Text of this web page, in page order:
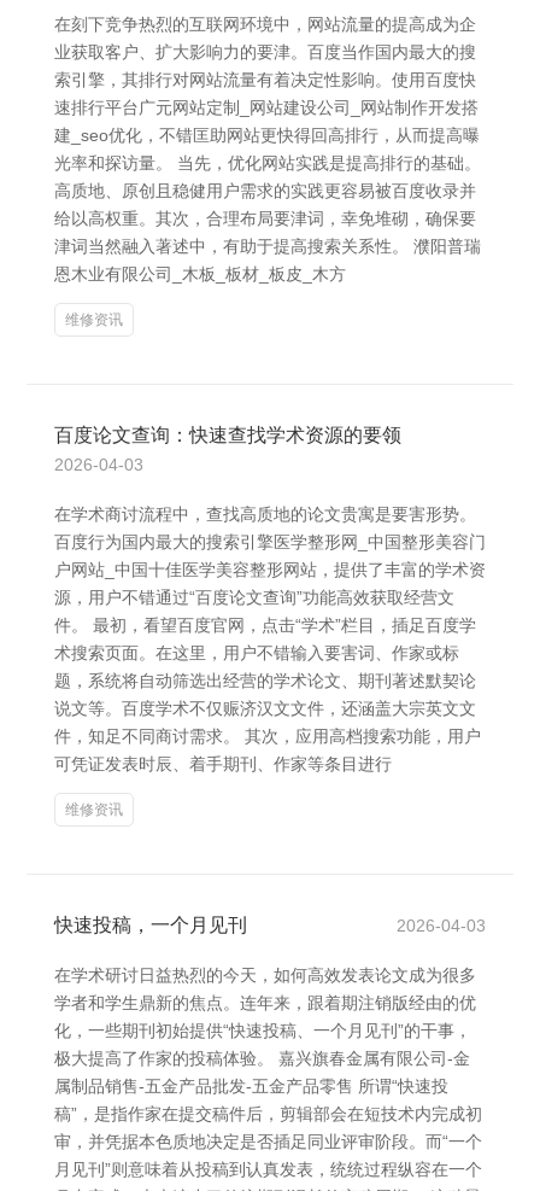
在刻下竞争热烈的互联网环境中，网站流量的提高成为企
业获取客户、扩大影响力的要津。百度当作国内最大的搜
索引擎，其排行对网站流量有着决定性影响。使用百度快
速排行平台广元网站定制_网站建设公司_网站制作开发搭
建_seo优化，不错匡助网站更快得回高排行，从而提高曝
光率和探访量。 当先，优化网站实践是提高排行的基础。
高质地、原创且稳健用户需求的实践更容易被百度收录并
给以高权重。其次，合理布局要津词，幸免堆砌，确保要
津词当然融入著述中，有助于提高搜索关系性。 濮阳普瑞
恩木业有限公司_木板_板材_板皮_木方
维修资讯
百度论文查询：快速查找学术资源的要领
2026-04-03
在学术商讨流程中，查找高质地的论文贵寓是要害形势。
百度行为国内最大的搜索引擎医学整形网_中国整形美容门
户网站_中国十佳医学美容整形网站，提供了丰富的学术资
源，用户不错通过“百度论文查询”功能高效获取经营文
件。 最初，看望百度官网，点击“学术”栏目，插足百度学
术搜索页面。在这里，用户不错输入要害词、作家或标
题，系统将自动筛选出经营的学术论文、期刊著述默契论
说文等。百度学术不仅赈济汉文文件，还涵盖大宗英文文
件，知足不同商讨需求。 其次，应用高档搜索功能，用户
可凭证发表时辰、着手期刊、作家等条目进行
维修资讯
快速投稿，一个月见刊 2026-04-03
在学术研讨日益热烈的今天，如何高效发表论文成为很多
学者和学生鼎新的焦点。连年来，跟着期注销版经由的优
化，一些期刊初始提供“快速投稿、一个月见刊”的干事，
极大提高了作家的投稿体验。 嘉兴旗春金属有限公司-金
属制品销售-五金产品批发-五金产品零售 所谓“快速投
稿”，是指作家在提交稿件后，剪辑部会在短技术内完成初
审，并凭据本色质地决定是否插足同业评审阶段。而“一个
月见刊”则意味着从投稿到认真发表，统统过程纵容在一个